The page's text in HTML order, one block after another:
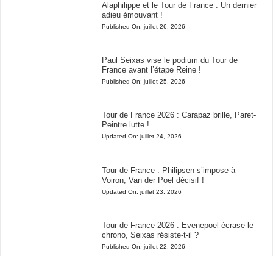
Alaphilippe et le Tour de France : Un dernier
adieu émouvant !
Published On: juillet 26, 2026
Paul Seixas vise le podium du Tour de
France avant l’étape Reine !
Published On: juillet 25, 2026
Tour de France 2026 : Carapaz brille, Paret-
Peintre lutte !
Updated On: juillet 24, 2026
Tour de France : Philipsen s’impose à
Voiron, Van der Poel décisif !
Updated On: juillet 23, 2026
Tour de France 2026 : Evenepoel écrase le
chrono, Seixas résiste-t-il ?
Published On: juillet 22, 2026